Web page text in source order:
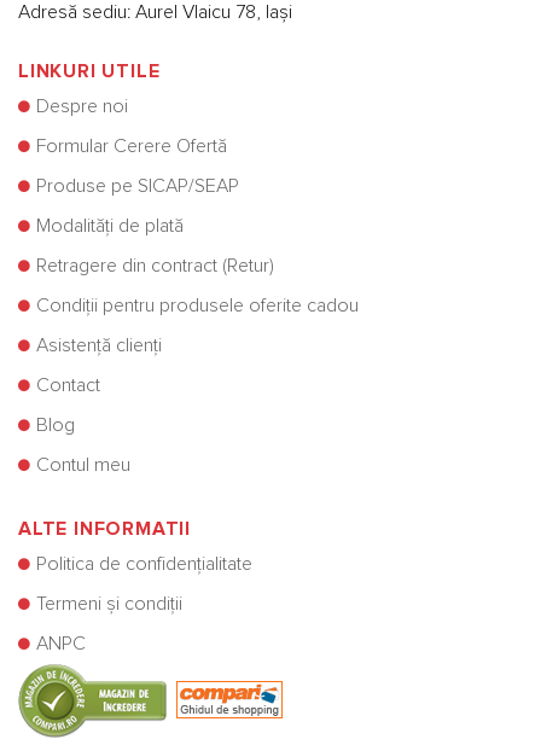
Adresă sediu: Aurel Vlaicu 78, Iași
LINKURI UTILE
Despre noi
Formular Cerere Ofertă
Produse pe SICAP/SEAP
Modalități de plată
Retragere din contract (Retur)
Condiții pentru produsele oferite cadou
Asistență clienți
Contact
Blog
Contul meu
ALTE INFORMATII
Politica de confidențialitate
Termeni și condiții
ANPC